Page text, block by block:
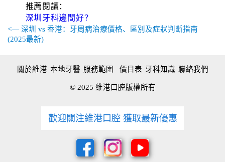
推薦閱讀：
深圳牙科邊間好？
<— 深圳 vs 香港：牙周病治療價格、區別及症狀判斷指南
(2025最新)
關於維港 本地牙醫 服務範圍 價目表 牙科知識 聯絡我們
© 2025 维港口腔版權所有
歡迎關注維港口腔 獲取最新優惠